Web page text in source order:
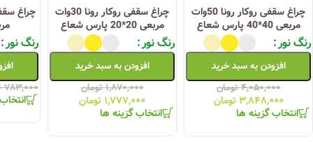
چراغ سقفی روکار رونا 50وات
مربعی 40*40 پارس شعاع
رنگ نور
افزودن به سبد خرید
۴,۰۵۰,۰۰۰ تومان
۳,۸۴۸,۰۰۰ تومان
انتخاب گزینه ها
چراغ سقفی روکار رونا 30وات
مربعی 20*20 پارس شعاع
رنگ نور
افزودن به سبد خرید
۱,۸۷۰,۰۰۰ تومان
۱,۷۷۷,۰۰۰ تومان
انتخاب گزینه ها
رنگ نور
۷۸۳,۰۰۰